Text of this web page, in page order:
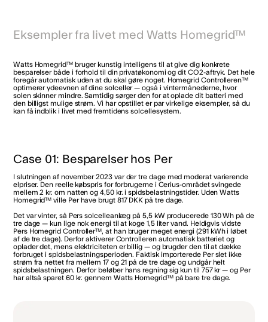
Eksempler fra livet med Watts Homegrid™
Watts Homegrid™ bruger kunstig intelligens til at give dig konkrete
besparelser både i forhold til din privatøkonomi og dit CO2-aftryk. Det hele
foregår automatisk uden at du skal gøre noget. Homegrid Controlleren™
optimerer ydeevnen af dine solceller — også i vintermånederne, hvor
solen skinner mindre. Samtidig sørger den for at oplade dit batteri med
den billigst mulige strøm. Vi har opstillet er par virkelige eksempler, så du
kan få indblik i livet med fremtidens solcellesystem.
Case 01: Besparelser hos Per
I slutningen af november 2023 var der tre dage med moderat varierende
elpriser. Den reelle købspris for forbrugerne i Cerius-området svingede
mellem 2 kr. om natten og 4,50 kr. i spidsbelastningstider. Uden Watts
Homegrid™ ville Per have brugt 817 DKK på tre dage.
Det var vinter, så Pers solcelleanlæg på 5,5 kW producerede 130 Wh på de
tre dage — kun lige nok energi til at koge 1,5 liter vand. Heldigvis vidste
Pers Homegrid Controller™, at han bruger meget energi (291 kWh i løbet
af de tre dage). Derfor aktiverer Controlleren automatisk batteriet og
oplader det, mens elektriciteten er billig — og brugder den til at dække
forbruget i spidsbelastningsperioden. Faktisk importerede Per slet ikke
strøm fra nettet fra mellem 17 og 21 på de tre dage og undgår helt
spidsbelastningen. Derfor beløber hans regning sig kun til 757 kr — og Per
har altså sparet 60 kr. gennem Watts Homegrid™ på bare tre dage.